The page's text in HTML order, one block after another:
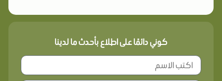
كوني دائمًا على اطلاع بأحدث ما لدينا